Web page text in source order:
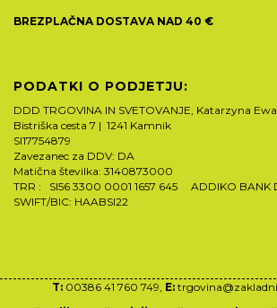
BREZPLAČNA DOSTAVA NAD 40 €
PODATKI O PODJETJU:
DDD TRGOVINA IN SVETOVANJE, Katarzyna
Bistriška cesta 7 | 1241 Kamnik
SI17754879
Zavezanec za DDV: DA
Matična številka: 3140873000
TRR : SI56 3300 0001 1657 645 ADDIKO BANK
SWIFT/BIC: HAABSI22
T:00386 41 760 749, E: